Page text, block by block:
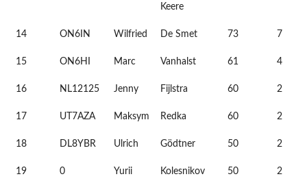
Keere
14 ON6IN Wilfried De Smet 73 7
15 ON6HI Marc Vanhalst 61 4
16 NL12125 Jenny Fijlstra 60 2
17 UT7AZA Maksym Redka 60 2
18 DL8YBR Ulrich Gödtner 50 2
19 0 Yurii Kolesnikov 50 2